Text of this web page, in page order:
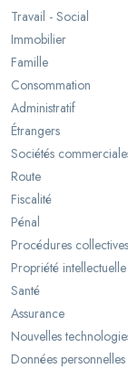
Travail - Social
Immobilier
Famille
Consommation
Administratif
Étrangers
Sociétés
Route
Fiscalité
Pénal
Procédures collectives
Propriété intellectuelle
Santé
Assurance
Nouvelles
Données personnelles